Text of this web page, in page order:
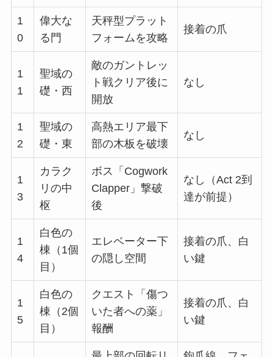
1
0
偉大な
る門
天秤型プラット
フォームを攻略
接着の爪
1
1
聖域の
礎・西
敵のガントレッ
ト戦クリア後に
開放
なし
1
2
聖域の
礎・東
高熱エリア最下
部の木板を破壊
なし
1
3
カラク
リの中
枢
ボス「Cogwork
Clapper」撃破
後
なし（Act 2到
達が前提）
1
4
白色の
棟（1個
目）
エレベーター下
の隠し空間
接着の爪、白
い鍵
1
5
白色の
棟（2個
目）
クエスト「傷つ
いた者への薬」
報酬
接着の爪、白
い鍵